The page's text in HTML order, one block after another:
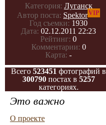
Категория: Луганск
Автор поста: SpektorVIP
Год съемки: 1930
Дата: 02.12.2011 22:23
Рейтинг: 0
Комментарии: 0
Карта: -
Всего 523451 фотографий в
300790постах в 5257
категориях.
Это важно
О проекте